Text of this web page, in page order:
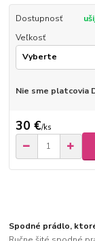
Dostupnosť
Veľkosť
Nie sme platcovia
30 €/ks
Spodné prádlo,